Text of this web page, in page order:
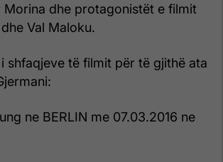
Morina dhe protagonistët e filmit
Val Maloku.
shfaqjeve të filmit për të gjithë ata
ne BERLIN me 07.03.2016 ne